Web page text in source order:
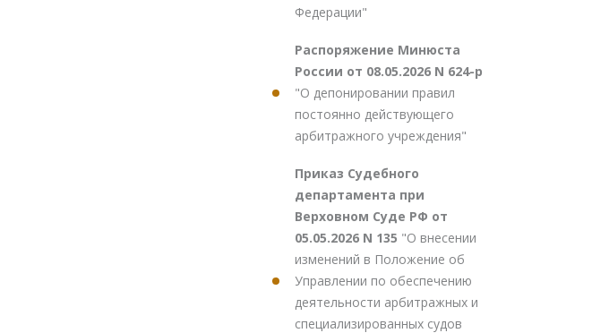
Федерации"
Распоряжение Минюста
России от 08.05.2026 N 624-р
"О депонировании правил
постоянно действующего
арбитражного учреждения"
Приказ Судебного
департамента при
Верховном Суде РФ от
05.05.2026 N 135 "О внесении
изменений в Положение об
Управлении по обеспечению
деятельности арбитражных и
специализированных судов